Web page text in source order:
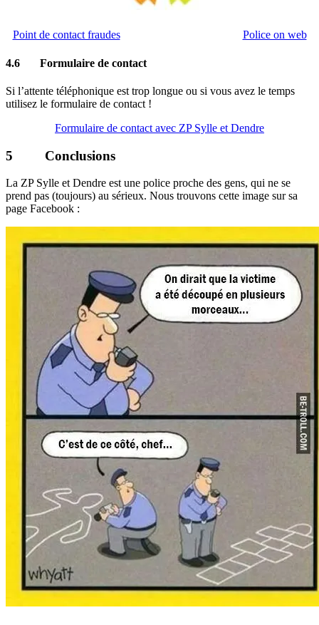
Point de contact fraudes Police on web
4.6 Formulaire de contact
Si l’attente téléphonique est trop longue ou si vous avez le temps
utilisez le formulaire de contact !
Formulaire de contact avec ZP Sylle et Dendre
5 Conclusions
La ZP Sylle et Dendre est une police proche des gens, qui ne se
prend pas (toujours) au sérieux. Nous trouvons cette image sur sa
page Facebook :